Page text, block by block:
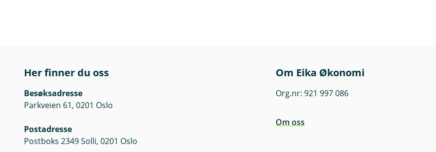
Her finner du oss
Besøksadresse
Parkveien 61, 0201 Oslo
Postadresse
Postboks 2349 Solli, 0201 Oslo
Om Eika Økonomi
Org.nr: 921 997 086
Om oss